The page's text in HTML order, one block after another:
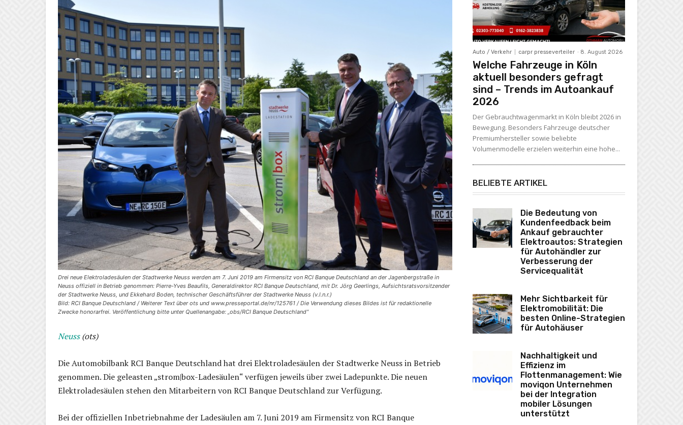
Drei neue Elektroladesäulen der Stadtwerke Neuss werden am 7. Juni 2019 am Firmensitz von RCI Banque Deutschland an der Jagenbergstraße in
Neuss offiziell in Betrieb genommen: Pierre-Yves Beaufils, Generaldirektor RCI Banque Deutschland, mit Dr. Jörg Geerlings, Aufsichtsratsvorsitzender
der Stadtwerke Neuss, und Ekkehard Boden, technischer Geschäftsführer der Stadtwerke Neuss (v.l.n.r.)
Bild: RCI Banque Deutschland / Weiterer Text über ots und www.presseportal.de/nr/125761 / Die Verwendung dieses Bildes ist für redaktionelle
Zwecke honorarfrei. Veröffentlichung bitte unter Quellenangabe: „obs/RCI Banque Deutschland“
Neuss(ots)
Die Automobilbank RCI Banque Deutschland hat drei Elektroladesäulen der Stadtwerke Neuss in Betrieb
genommen. Die geleasten „strom|box-Ladesäulen“ verfügen jeweils über zwei Ladepunkte. Die neuen
Elektroladesäulen stehen den Mitarbeitern von RCI Banque Deutschland zur Verfügung.
Bei der offiziellen Inbetriebnahme der Ladesäulen am 7. Juni 2019 am Firmensitz von RCI Banque
Auto / Verkehr carpr presseverteiler - 8. August 2026
Welche Fahrzeuge in Köln
aktuell besonders gefragt
sind – Trends im Autoankauf
2026
Der Gebrauchtwagenmarkt in Köln bleibt 2026 in
Bewegung. Besonders Fahrzeuge deutscher
Premiumhersteller sowie beliebte
Volumenmodelle erzielen weiterhin eine hohe...
BELIEBTE ARTIKEL
Die Bedeutung von
Kundenfeedback beim
Ankauf gebrauchter
Elektroautos: Strategien
für Autohändler zur
Verbesserung der
Servicequalität
Mehr Sichtbarkeit für
Elektromobilität: Die
besten Online-Strategien
für Autohäuser
Nachhaltigkeit und
Effizienz im
Flottenmanagement: Wie
moviqon Unternehmen
bei der Integration
mobiler Lösungen
unterstützt